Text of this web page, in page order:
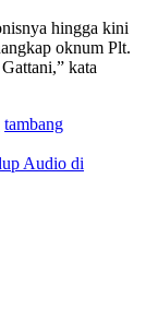
hingga kini
oknum Plt.
kata
tambang
Audio di